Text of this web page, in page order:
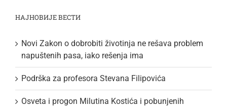
НАЈНОВИЈЕ ВЕСТИ
Novi Zakon o dobrobiti životinja ne rešava problem
napuštenih pasa, iako rešenja ima
Podrška za profesora Stevana Filipovića
Osveta i progon Milutina Kostića i pobunjenih